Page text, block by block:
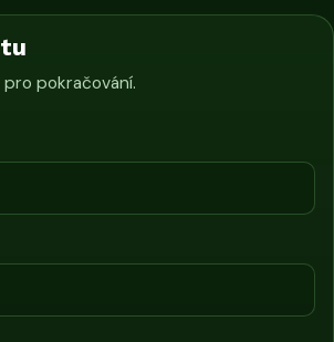
pokračování.